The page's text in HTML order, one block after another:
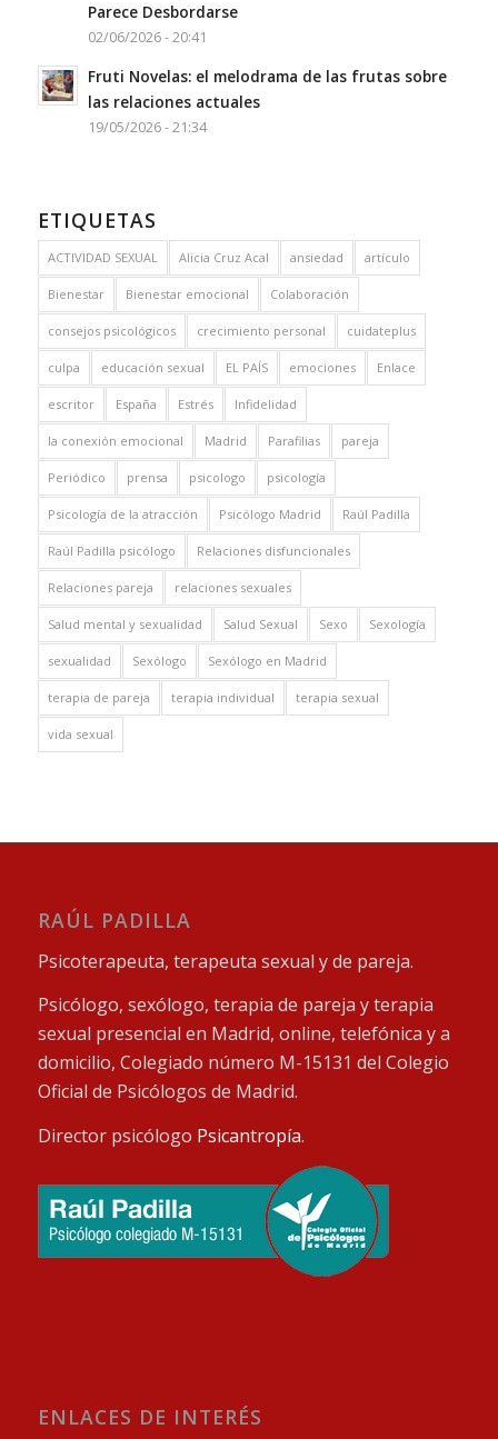
Parece Desbordarse
02/06/2026 - 20:41
Fruti Novelas: el melodrama de las frutas sobre
las relaciones actuales
19/05/2026 - 21:34
ETIQUETAS
ACTIVIDAD SEXUAL Alicia Cruz Acal ansiedad artículo
Bienestar Bienestar emocional Colaboración
consejos psicológicos crecimiento personal cuidateplus
culpa educación sexual EL PAÍS emociones Enlace
escritor España Estrés Infidelidad
la conexión emocional Madrid Parafilias pareja
Periódico prensa psicologo psicología
Psicología de la atracción Psicólogo Madrid Raúl Padilla
Raúl Padilla psicólogo Relaciones disfuncionales
Relaciones pareja relaciones sexuales
Salud mental y sexualidad Salud Sexual Sexo Sexología
sexualidad Sexólogo Sexólogo en Madrid
terapia de pareja terapia individual terapia sexual
vida sexual
RAÚL PADILLA
Psicoterapeuta, terapeuta sexual y de pareja.
Psicólogo, sexólogo, terapia de pareja y terapia
sexual presencial en Madrid, online, telefónica y a
domicilio, Colegiado número M-15131 del Colegio
Oficial de Psicólogos de Madrid.
Director psicólogo Psicantropía.
ENLACES DE INTERÉS